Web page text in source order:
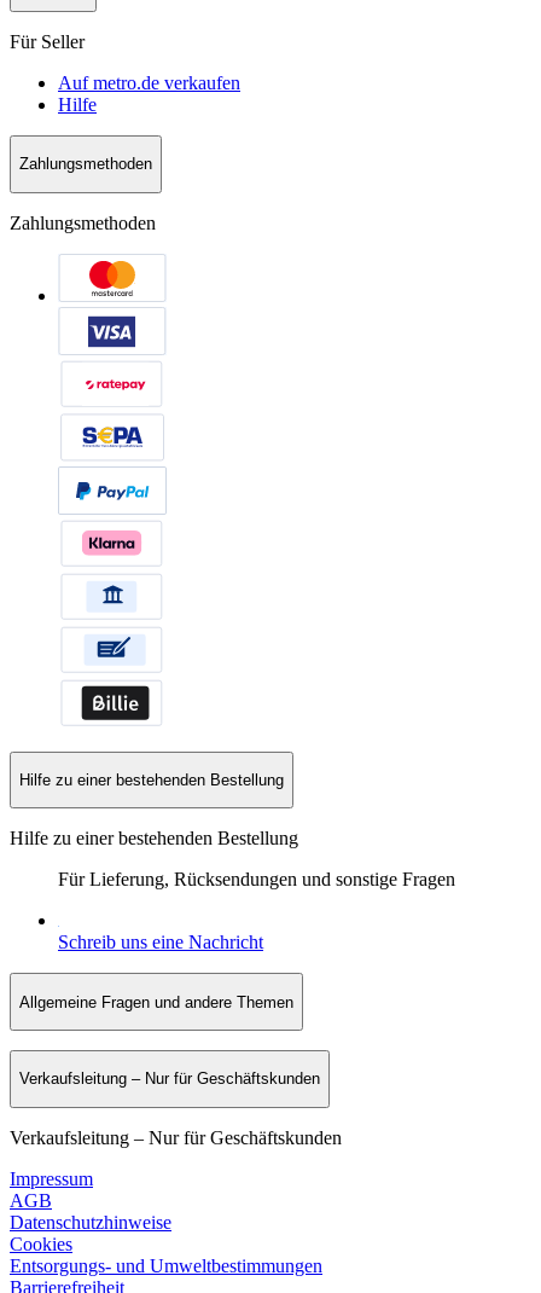
Für Seller
Auf metro.de verkaufen
Hilfe
Zahlungsmethoden
Zahlungsmethoden
Hilfe zu einer bestehenden Bestellung
Hilfe zu einer bestehenden Bestellung
Für Lieferung, Rücksendungen und sonstige Fragen
Schreib uns eine Nachricht
Allgemeine Fragen und andere Themen
Verkaufsleitung – Nur für Geschäftskunden
Verkaufsleitung – Nur für Geschäftskunden
Impressum
AGB
Datenschutzhinweise
Cookies
Entsorgungs- und Umweltbestimmungen
Barrierefreiheit